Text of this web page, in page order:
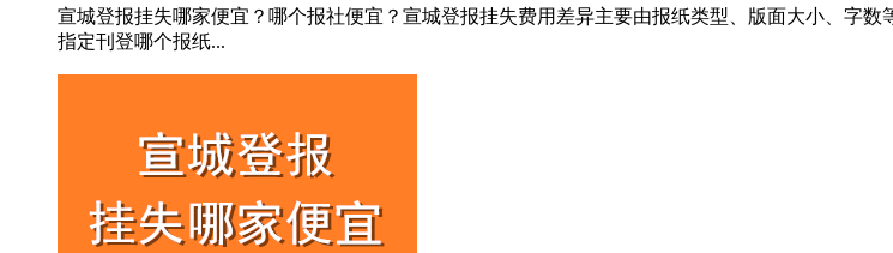
宣城登报挂失哪家便宜？哪个报社便宜？宣城登报挂失费用差异主要由报纸类型、版面大小、字
指定刊登哪个报纸...